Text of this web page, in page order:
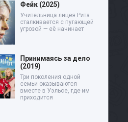
Фейк (2025)
Учительница лицея Рита
сталкивается с пугающей
угрозой — её начинает
Принимаясь за дело
(2019)
Три поколения одной
семьи оказываются
вместе в Уэльсе, где им
приходится